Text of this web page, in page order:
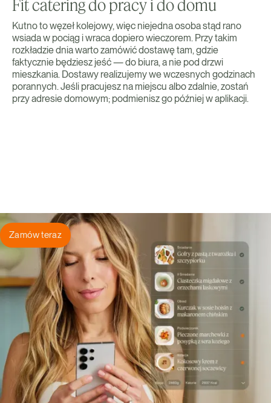
Fit catering do pracy i do domu
Kutno to węzeł kolejowy, więc niejedna osoba stąd rano
wsiada w pociąg i wraca dopiero wieczorem. Przy takim
rozkładzie dnia warto zamówić dostawę tam, gdzie
faktycznie będziesz jeść — do biura, a nie pod drzwi
mieszkania. Dostawy realizujemy we wczesnych godzinach
porannych. Jeśli pracujesz na miejscu albo zdalnie, zostań
przy adresie domowym; podmienisz go później w aplikacji.
Zamów teraz